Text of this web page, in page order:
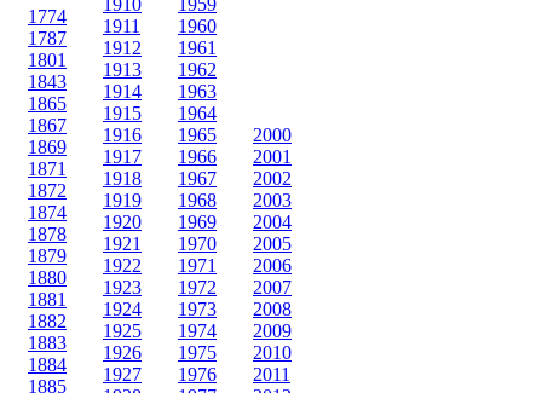
1774
1787
1801
1843
1865
1867
1869
1871
1872
1874
1878
1879
1880
1881
1882
1883
1884
1885
1910
1911
1912
1913
1914
1915
1916
1917
1918
1919
1920
1921
1922
1923
1924
1925
1926
1927
1959
1960
1961
1962
1963
1964
1965
1966
1967
1968
1969
1970
1971
1972
1973
1974
1975
1976
2000
2001
2002
2003
2004
2005
2006
2007
2008
2009
2010
2011